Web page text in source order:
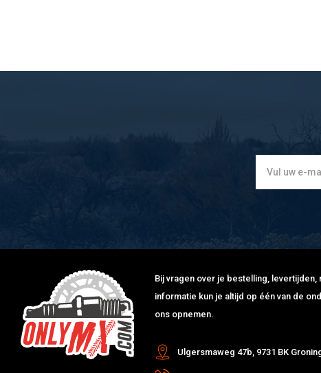
Bij vragen over je bestelling,
informatie kun je altijd op één van de
ons opnemen.
Ulgersmaweg 47b, 9731 BK